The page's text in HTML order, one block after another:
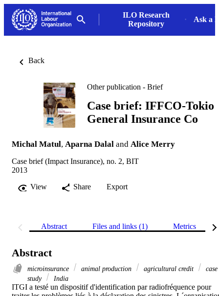
ILO Research
Repository
Ask a
Back
Other publication - Brief
Case brief: IFFCO-Tokio
General Insurance Co
Michal Matul, Aparna Dalal and Alice Merry
Case brief (Impact Insurance), no. 2, BIT
2013
View
Share Export
Abstract Files and links (1) Metrics
Abstract
microinsurance animal production agricultural credit
case
study
India
ITGI a testé un dispositif d'identification par radiofréquence pour